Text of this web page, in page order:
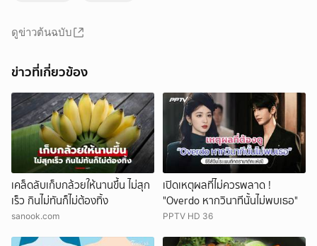
ดูข่าวต้นฉบับ
ข่าวที่เกี่ยวข้อง
เคล็ดลับเก็บกล้วยให้นานขึ้น ไม่สุก
เร็ว กินไม่ทันก็ไม่ต้องทิ้ง
sanook.com
เปิดเหตุผลที่ไม่ควรพลาด !
"Overdo หากวินาทีนั้นไม่พบเธอ"
PPTV HD 36